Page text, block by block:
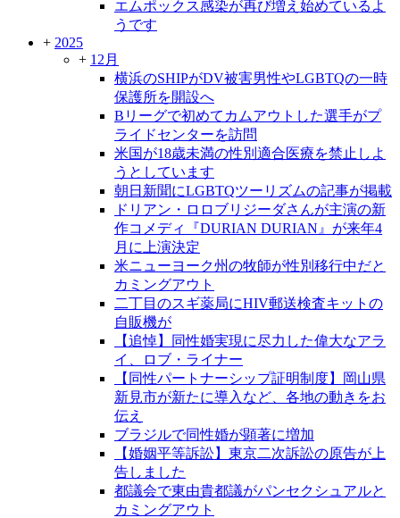
エムポックス感染が再び増え始めているよ
うです
+ 2025
+ 12月
横浜のSHIPがDV被害男性やLGBTQの一時
保護所を開設へ
Bリーグで初めてカムアウトした選手がプ
ライドセンターを訪問
米国が18歳未満の性別適合医療を禁止しよ
うとしています
朝日新聞にLGBTQツーリズムの記事が掲載
ドリアン・ロロブリジーダさんが主演の新
作コメディ『DURIAN DURIAN』が来年4
月に上演決定
米ニューヨーク州の牧師が性別移行中だと
カミングアウト
二丁目のスギ薬局にHIV郵送検査キットの
自販機が
【追悼】同性婚実現に尽力した偉大なアラ
イ、ロブ・ライナー
【同性パートナーシップ証明制度】岡山県
新見市が新たに導入など、各地の動きをお
伝え
ブラジルで同性婚が顕著に増加
【婚姻平等訴訟】東京二次訴訟の原告が上
告しました
都議会で東由貴都議がパンセクシュアルと
カミングアウト